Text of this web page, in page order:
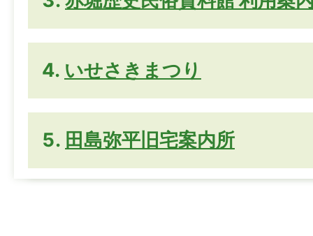
いせさきまつり
田島弥平旧宅案内所